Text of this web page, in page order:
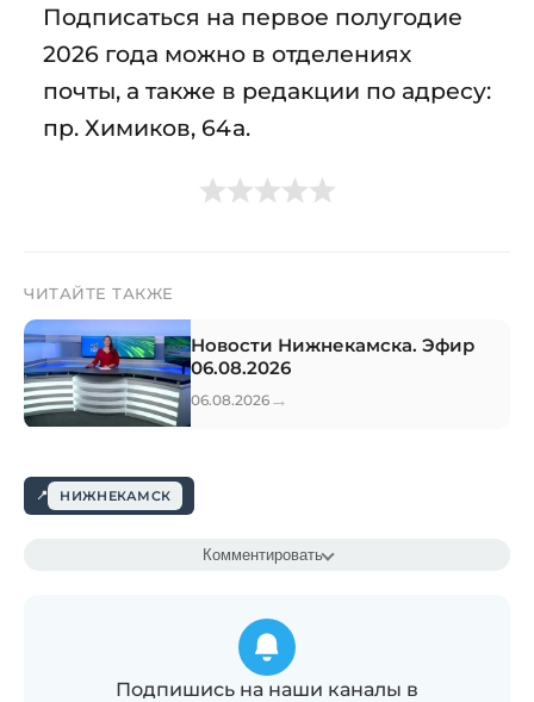
Подписаться на первое полугодие
2026 года можно в отделениях
почты, а также в редакции по адресу:
пр. Химиков, 64а.
ЧИТАЙТЕ ТАКЖЕ
Новости Нижнекамска. Эфир
06.08.2026
06.08.2026 →
НИЖНЕКАМСК
Комментировать
Подпишись на наши каналы в